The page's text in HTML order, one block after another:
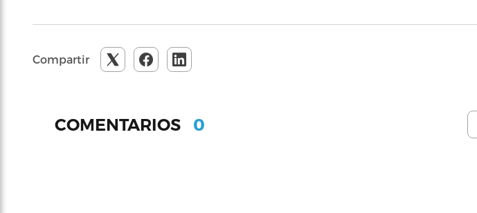
Compartir
COMENTARIOS 0